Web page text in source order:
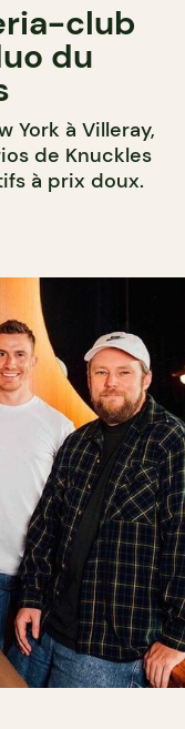
club
du
York à Villeray,
de Knuckles
à prix doux.